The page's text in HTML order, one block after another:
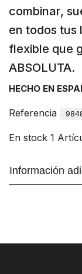
combinar,
en todos tus
flexible que
ABSOLUTA.
HECHO EN
Referencia
En stock 1
Información